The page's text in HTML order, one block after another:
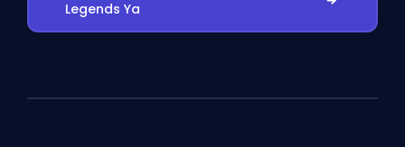
Legends Ya